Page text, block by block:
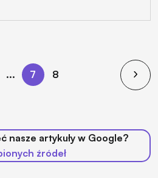
... 7 8
nasze artykuły w Google?
źródeł